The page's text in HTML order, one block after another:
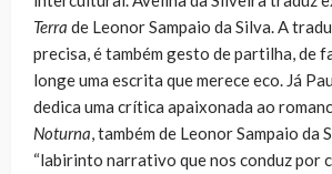
Terra de Leonor Sampaio da Silva. A
precisa, é também gesto de partilha, de
longe uma escrita que merece eco. Já
dedica uma crítica apaixonada ao
Noturna, também de Leonor Sampaio da
“labirinto narrativo que nos conduz por